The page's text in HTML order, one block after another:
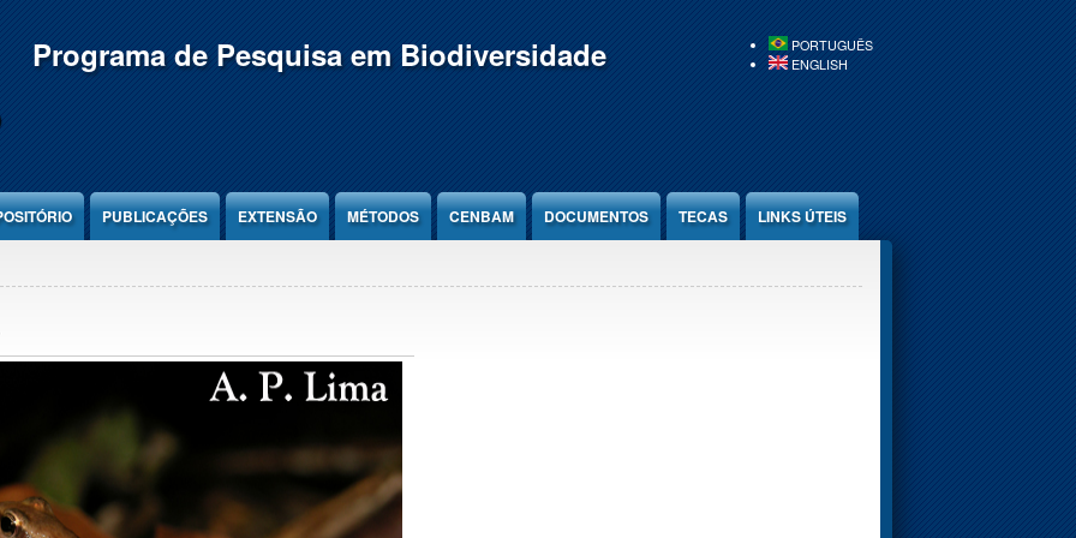
PORTUGUÊS
ENGLISH
Programa de Pesquisa em Biodiversidade
PUBLICAÇÕES EXTENSÃO MÉTODOS CENBAM DOCUMENTOS TECAS LINKS ÚTEIS